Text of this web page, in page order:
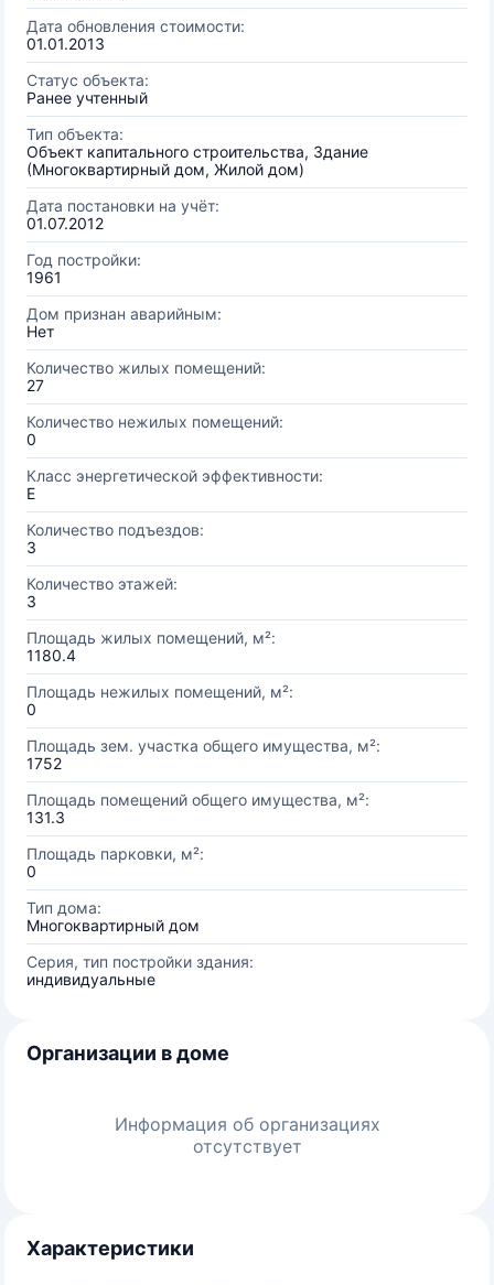
Дата обновления стоимости:
01.01.2013
Статус объекта:
Ранее учтенный
Тип объекта:
Объект капитального строительства, Здание
(Многоквартирный дом, Жилой дом)
Дата постановки на учёт:
01.07.2012
Год постройки:
1961
Дом признан аварийным:
Нет
Количество жилых помещений:
27
Количество нежилых помещений:
0
Класс энергетической эффективности:
E
Количество подъездов:
3
Количество этажей:
3
Площадь жилых помещений, м²:
1180.4
Площадь нежилых помещений, м²:
0
Площадь зем. участка общего имущества, м²:
1752
Площадь помещений общего имущества, м²:
131.3
Площадь парковки, м²:
0
Тип дома:
Многоквартирный дом
Серия, тип постройки здания:
индивидуальные
Организации в доме
Информация об организациях
отсутствует
Характеристики